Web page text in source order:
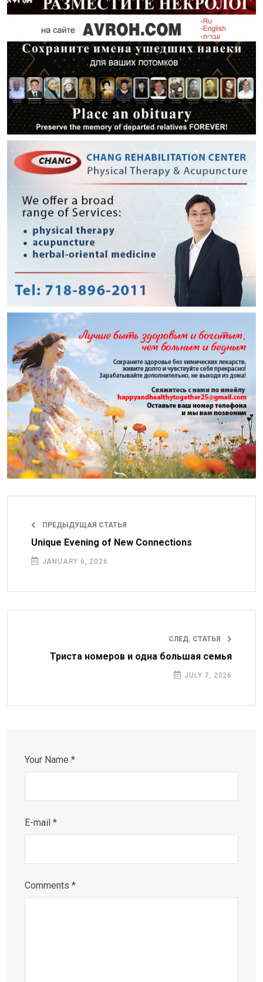
ПРЕДЫДУЩАЯ СТАТЬЯ
Unique Evening of New Connections
JANUARY 6, 2026
СЛЕД. СТАТЬЯ
Триста номеров и одна большая семья
JULY 7, 2026
Your Name *
E-mail *
Comments *